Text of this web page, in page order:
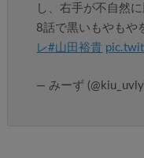
し、右手が不自然
8話で黒いもやもや
レ#山田裕貴
— みーず